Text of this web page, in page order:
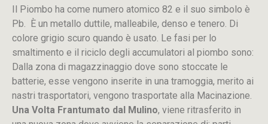
Il Piombo ha come numero atomico 82 e il suo simbolo è
Pb. È un metallo duttile, malleabile, denso e tenero. Di
colore grigio scuro quando è usato. Le fasi per lo
smaltimento e il riciclo degli accumulatori al piombo sono:
Dalla zona di magazzinaggio dove sono stoccate le
batterie, esse vengono inserite in una tramoggia, merito ai
nastri trasportatori, vengono trasportate alla Macinazione.
Una Volta Frantumato dal Mulino, viene ritrasferito in